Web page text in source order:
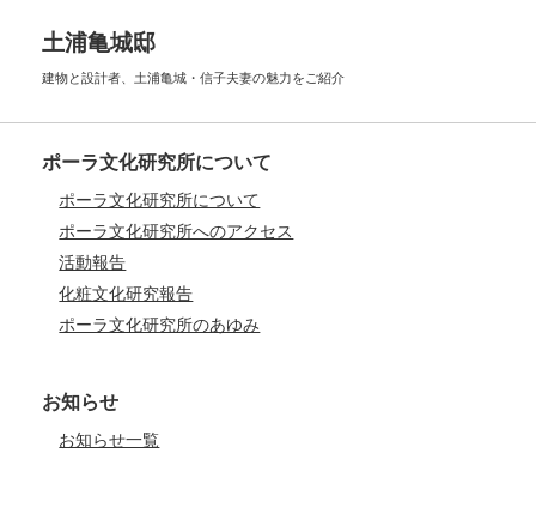
土浦亀城邸
建物と設計者、土浦亀城・信子夫妻の魅力をご紹介
ポーラ文化研究所について
ポーラ文化研究所について
ポーラ文化研究所へのアクセス
活動報告
化粧文化研究報告
ポーラ文化研究所のあゆみ
お知らせ
お知らせ一覧